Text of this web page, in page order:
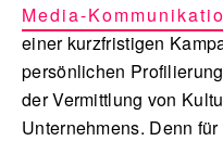
Media-
einer kurzfristigen
persönlichen
der Vermittlung von
Unternehmens. Denn